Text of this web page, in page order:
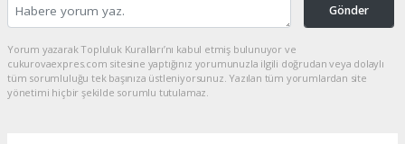
Gönder
Yorum yazarak Topluluk Kuralları’nı kabul etmiş bulunuyor ve
cukurovaexpres.com sitesine yaptığınız yorumunuzla ilgili doğrudan veya dolaylı
tüm sorumluluğu tek başınıza üstleniyorsunuz. Yazılan tüm yorumlardan site
yönetimi hiçbir şekilde sorumlu tutulamaz.